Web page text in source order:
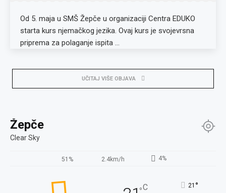
Od 5. maja u SMŠ Žepče u organizaciji Centra EDUKO
starta kurs njemačkog jezika. Ovaj kurs je svojevrsna
priprema za polaganje ispita …
UČITAJ VIŠE OBJAVA
Žepče
Clear Sky
51% 2.4km/h 4%
C 21 °